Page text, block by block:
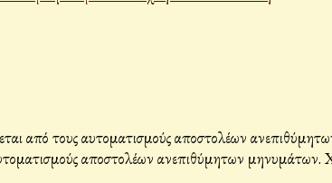
από τους αυτοματισμούς αποστολέων
αποστολέων ανεπιθύμητων μηνυμάτων.